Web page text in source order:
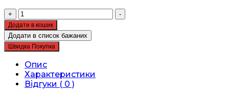
+
Збірна
модель
ICM
-
Месершмит
Bf
109
E-
-
Додати в кошик
Додати в список бажаних
Швидка Покупка
Опис
Характеристики
Відгуки ( 0 )